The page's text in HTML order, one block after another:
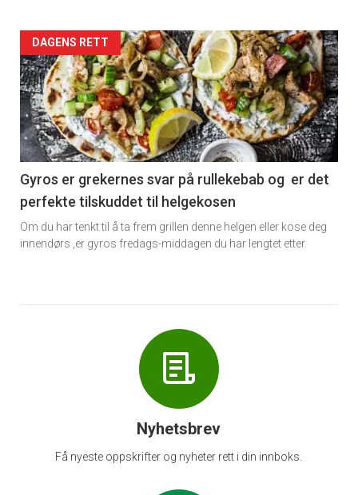
Forsiden
akkurat
nå
-
6
DAGENS RETT
Gyros er grekernes svar på rullekebab og er det
perfekte tilskuddet til helgekosen
Om du har tenkt til å ta frem grillen denne helgen eller kose deg
innendørs ,er gyros fredags-middagen du har lengtet etter.
Nyhetsbrev
Få nyeste oppskrifter og nyheter rett i din innboks.